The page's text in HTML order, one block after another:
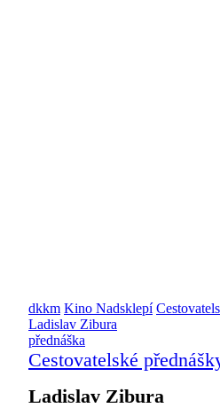
dkkm Kino Nadsklepí
Ladislav Zibura
přednáška
Cestovatelské
Ladislav Zibura